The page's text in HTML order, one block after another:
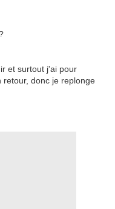
et surtout j'ai pour
donc je replonge